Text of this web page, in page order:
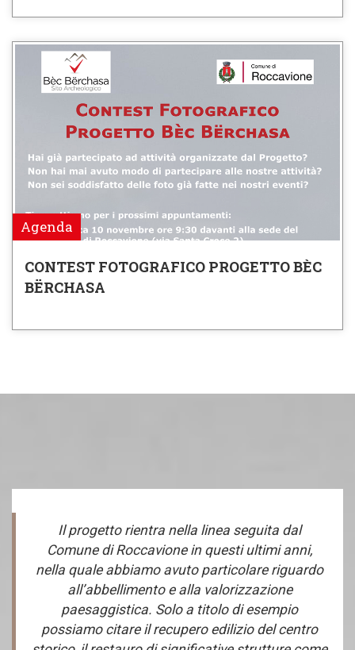
Agenda
CONTEST FOTOGRAFICO PROGETTO BÈC
BËRCHASA
Il progetto rientra nella linea seguita dal
Comune di Roccavione in questi ultimi anni,
nella quale abbiamo avuto particolare riguardo
all’abbellimento e alla valorizzazione
paesaggistica. Solo a titolo di esempio
possiamo citare il recupero edilizio del centro